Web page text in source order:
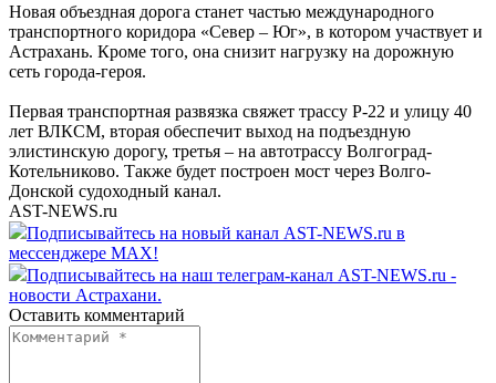
Новая объездная дорога станет частью международного
транспортного коридора «Север – Юг», в котором участвует и
Астрахань. Кроме того, она снизит нагрузку на дорожную
сеть города-героя.
Первая транспортная развязка свяжет трассу Р-22 и улицу 40
лет ВЛКСМ, вторая обеспечит выход на подъездную
элистинскую дорогу, третья – на автотрассу Волгоград-
Котельниково. Также будет построен мост через Волго-
Донской судоходный канал.
AST-NEWS.ru
Подписывайтесь на новый канал AST-NEWS.ru в
мессенджере MAX!
Подписывайтесь на наш телеграм-канал AST-NEWS.ru -
новости Астрахани.
Оставить комментарий